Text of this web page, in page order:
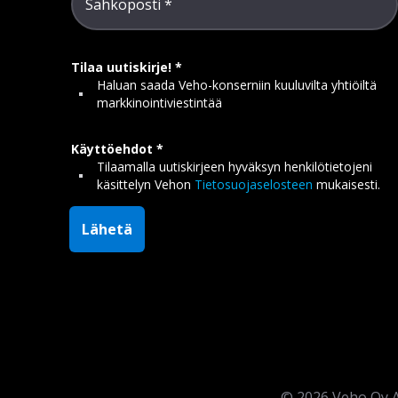
Sähköposti
Tilaa uutiskirje!
Haluan saada Veho-konserniin kuuluvilta yhtiöiltä
markkinointiviestintää
Käyttöehdot
Tilaamalla uutiskirjeen hyväksyn henkilötietojeni
käsittelyn Vehon Tietosuojaselosteen mukaisesti.
Lähetä